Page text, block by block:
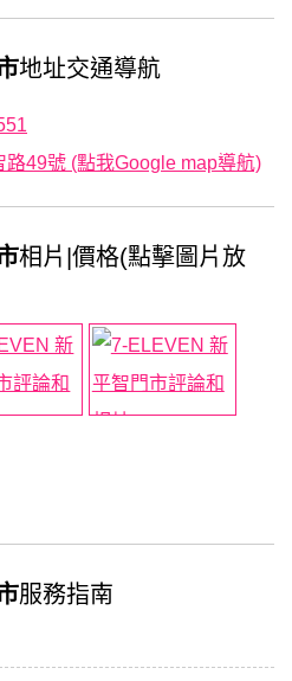
地址交通導航
路49號 (點我Google map導航)
相片|價格(點擊圖片放
服務指南